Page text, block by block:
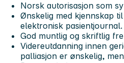
Norsk autorisasjon som
Ønskelig med kjennskap
elektronisk pasientjournal.
God muntlig og skriftlig
Videreutdanning innen
palliasjon er ønskelig,